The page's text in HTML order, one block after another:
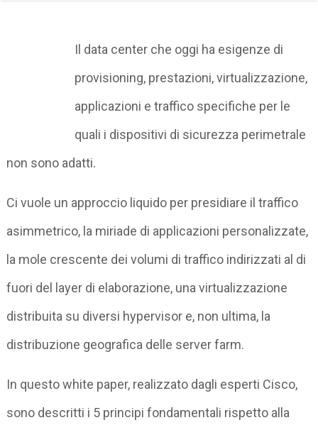
Il data center che oggi ha esigenze di
provisioning, prestazioni, virtualizzazione,
applicazioni e traffico specifiche per le
quali i dispositivi di sicurezza perimetrale
non sono adatti.
Ci vuole un approccio liquido per presidiare il traffico
asimmetrico, la miriade di applicazioni personalizzate,
la mole crescente dei volumi di traffico indirizzati al di
fuori del layer di elaborazione, una virtualizzazione
distribuita su diversi hypervisor e, non ultima, la
distribuzione geografica delle server farm.
In questo white paper, realizzato dagli esperti Cisco,
sono descritti i 5 principi fondamentali rispetto alla